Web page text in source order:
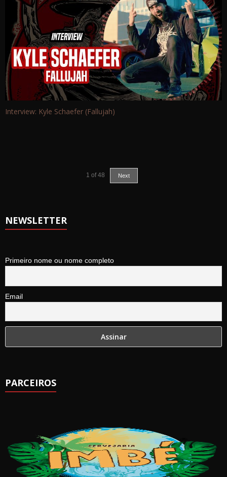
Interview: Kyle Schaefer (Fallujah)
1 of 48 Next
NEWSLETTER
Primeiro nome ou nome completo
Email
PARCEIROS